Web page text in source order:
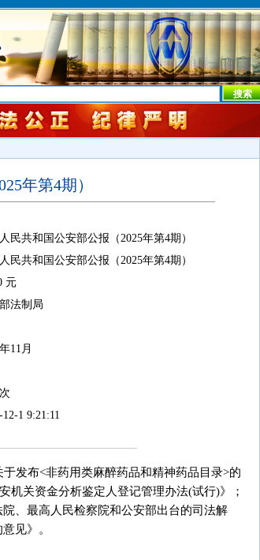
年第4期）
民共和国公安部公报（2025年第4期）
民共和国公安部公报（2025年第4期）
元
法制局
11月
12-1 9:21:11
发布<非药用类麻醉药品和精神药品目录>的
机关资金分析鉴定人登记管理办法(试行)》；
、最高人民检察院和公安部出台的司法解
见》。